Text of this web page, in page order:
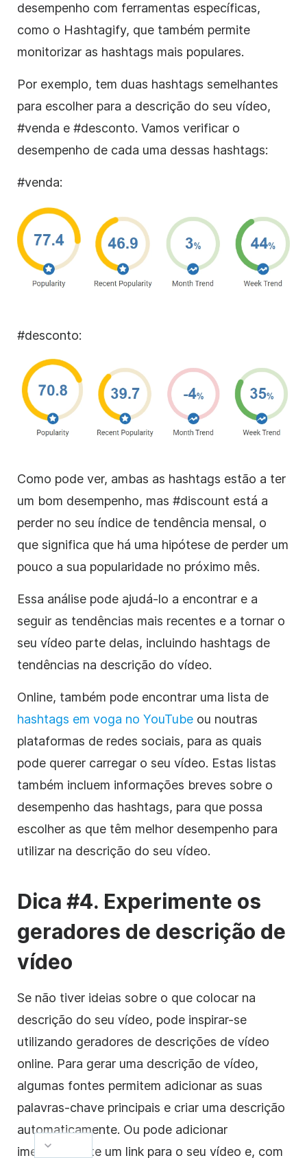
desempenho com ferramentas específicas,
como o Hashtagify, que também permite
monitorizar as hashtags mais populares.
Por exemplo, tem duas hashtags semelhantes
para escolher para a descrição do seu vídeo,
#venda e #desconto. Vamos verificar o
desempenho de cada uma dessas hashtags:
#venda:
#desconto:
Como pode ver, ambas as hashtags estão a ter
um bom desempenho, mas #discount está a
perder no seu índice de tendência mensal, o
que significa que há uma hipótese de perder um
pouco a sua popularidade no próximo mês.
Essa análise pode ajudá-lo a encontrar e a
seguir as tendências mais recentes e a tornar o
seu vídeo parte delas, incluindo hashtags de
tendências na descrição do vídeo.
Online, também pode encontrar uma lista de
hashtags em voga no YouTube ou noutras
plataformas de redes sociais, para as quais
pode querer carregar o seu vídeo. Estas listas
também incluem informações breves sobre o
desempenho das hashtags, para que possa
escolher as que têm melhor desempenho para
utilizar na descrição do seu vídeo.
Dica #4. Experimente os
geradores de descrição de
vídeo
Se não tiver ideias sobre o que colocar na
descrição do seu vídeo, pode inspirar-se
utilizando geradores de descrições de vídeo
online. Para gerar uma descrição de vídeo,
algumas fontes permitem adicionar as suas
palavras-chave principais e criar uma descrição
automaticamente. Ou pode adicionar
imediatamente um link para o seu vídeo e, com